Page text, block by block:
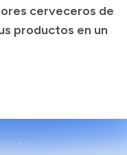
cerveceros de
productos en un